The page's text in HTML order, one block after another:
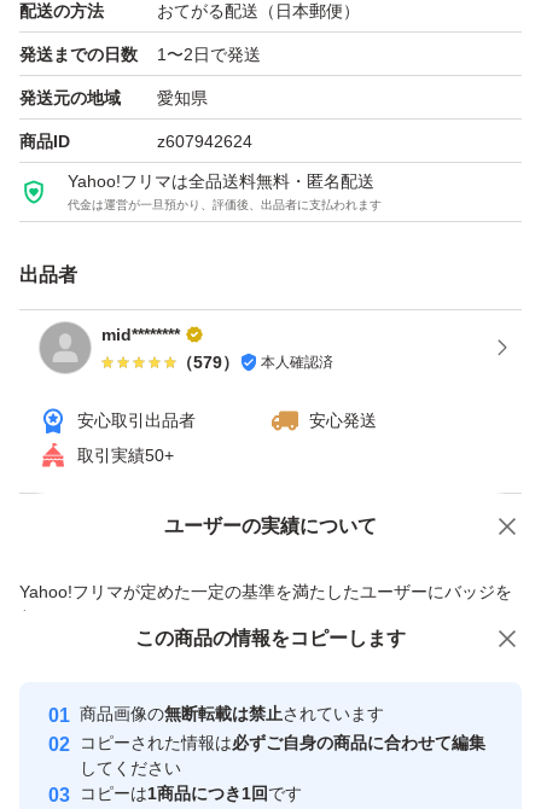
配送の方法 おてがる配送（日本郵便）
発送までの日数 1〜2日で発送
発送元の地域 愛知県
商品ID z607942624
Yahoo!フリマは全品送料無料・匿名配送
代金は運営が一旦預かり、評価後、出品者に支払われます
出品者
mid********
（579） 本人確認済
安心取引出品者
安心発送
取引実績50+
ユーザーの実績について
Yahoo!フリマが定めた一定の基準を満たしたユーザーにバッジを
付与しています
安心取引出品者
心・安全なユーザーです
取引実績
価格の相談 商品への質問
この商品の情報をコピーします
商品画像の無断転載は禁止されています
コピーされた情報は必ずご自身の商品に合わせて編集
してください
コピーは1商品につき1回です
この商品をみている人にオススメ